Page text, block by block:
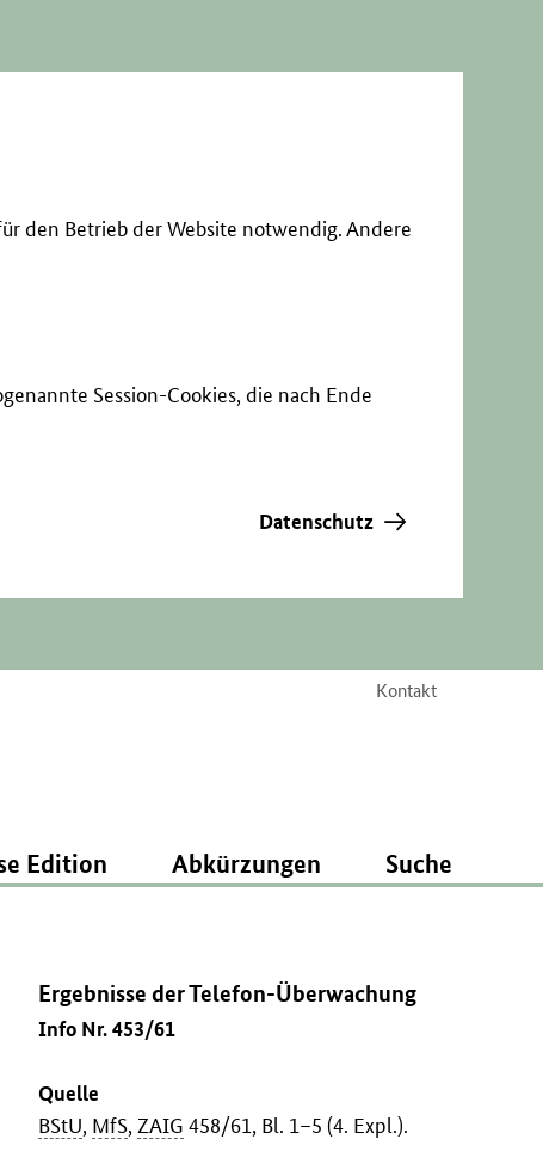
den Betrieb der Website notwendig. Andere
Session-Cookies, die nach Ende
Datenschutz
Kontakt
Edition Abkürzungen Suche
Ergebnisse der Telefon-Überwachung
Info Nr. 453/61
Quelle
BStU, MfS,ZAIG 458/61, Bl. 1–5 (4. Expl.).